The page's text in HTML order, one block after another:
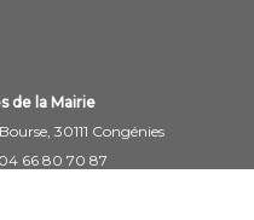
de la Mairie
30111 Congénies
04 66 80 70 87